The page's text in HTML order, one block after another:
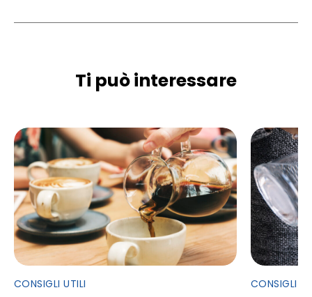
Ti può interessare
CONSIGLI UTILI CONSIGLI